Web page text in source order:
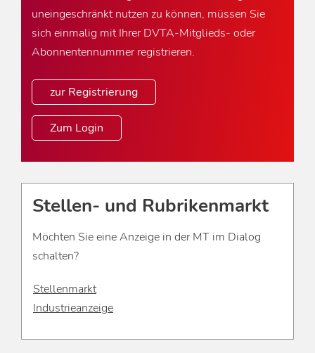
uneingeschränkt nutzen zu können, müssen Sie
sich einmalig mit Ihrer DVTA-Mitglieds- oder
Abonnentennummer registrieren.
zur Registrierung
Zum Login
Stellen- und Rubrikenmarkt
Möchten Sie eine Anzeige in der MT im Dialog
schalten?
Stellenmarkt
Industrieanzeige